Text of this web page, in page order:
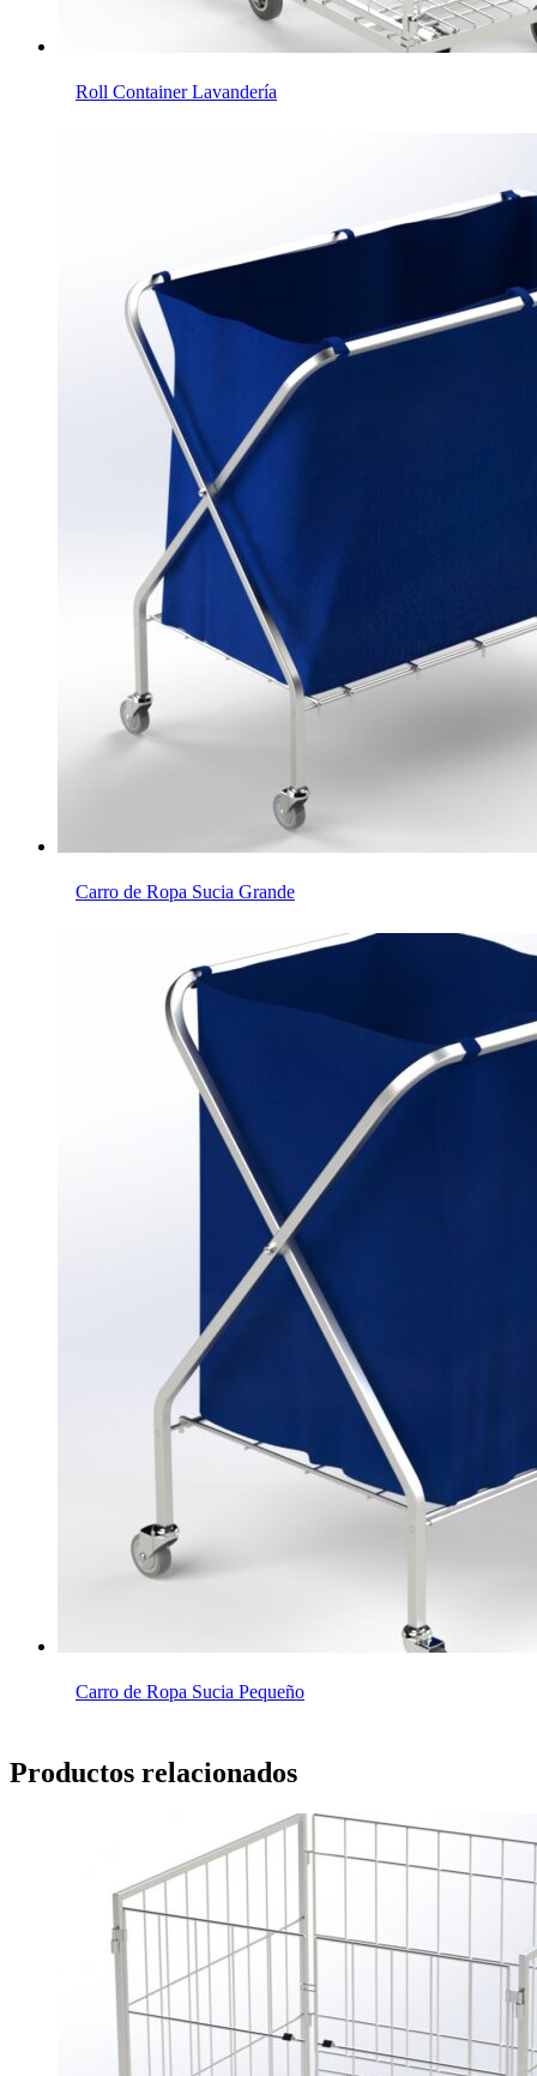
Roll Container Lavandería
Carro de Ropa Sucia Grande
Carro de Ropa Sucia Pequeño
Productos relacionados